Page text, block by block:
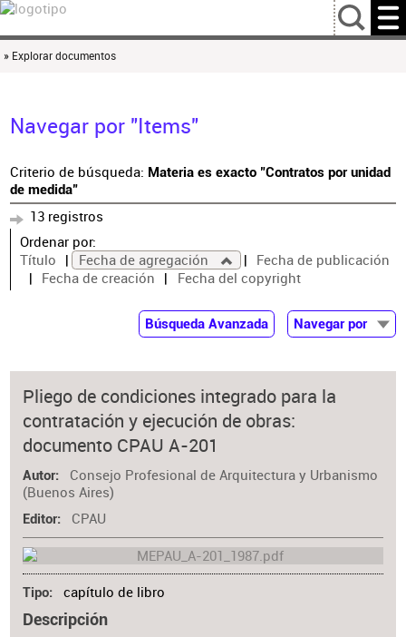
…
» Explorar documentos
Navegar por "Items"
Criterio de búsqueda: Materia es exacto "Contratos por unidad
de medida"
13 registros
Ordenar por:
Título
Fecha de agregación
Fecha de publicación
Fecha de creación
Fecha del copyright
Búsqueda Avanzada
Navegar por
Autor
Colaborador
Pliego de condiciones integrado para la
contratación y ejecución de obras:
documento CPAU A-201
Autor
Consejo Profesional de Arquitectura y Urbanismo
(Buenos Aires)
Editor CPAU
Tipo capítulo de libro
Descripción